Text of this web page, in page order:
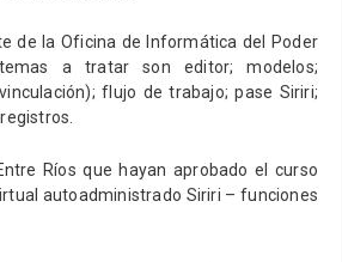
de la Oficina de Informática del Poder
a tratar son editor; modelos;
flujo de trabajo; pase Siriri;
Ríos que hayan aprobado el curso
autoadministrado Siriri – funciones